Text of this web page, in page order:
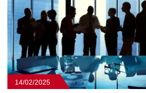
14/02/2025